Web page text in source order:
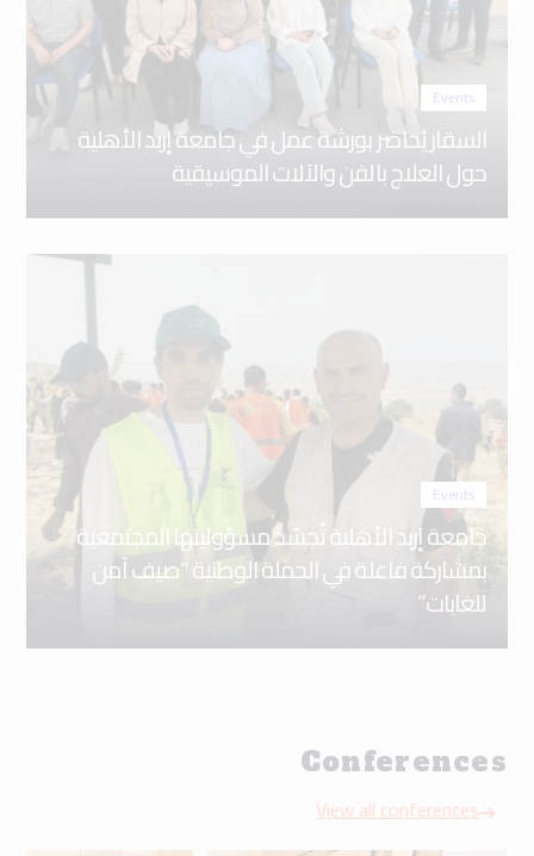
Events
السقار يُحاضر بورشة عمل في جامعة إربد الأهلية
حول العلاج بالفن والآلات الموسيقية
Events
جامعة إربد الأهلية تُجسّد مسؤوليتها المجتمعية
بمشاركة فاعلة في الحملة الوطنية “صيف آمن
للغابات”
Conferences
View all conferences